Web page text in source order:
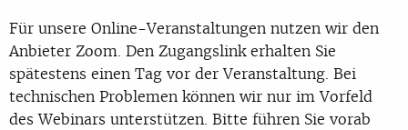
Für unsere Online-Veranstaltungen nutzen wir den
Anbieter Zoom. Den Zugangslink erhalten Sie
spätestens einen Tag vor der Veranstaltung. Bei
technischen Problemen können wir nur im Vorfeld
des Webinars unterstützen. Bitte führen Sie vorab